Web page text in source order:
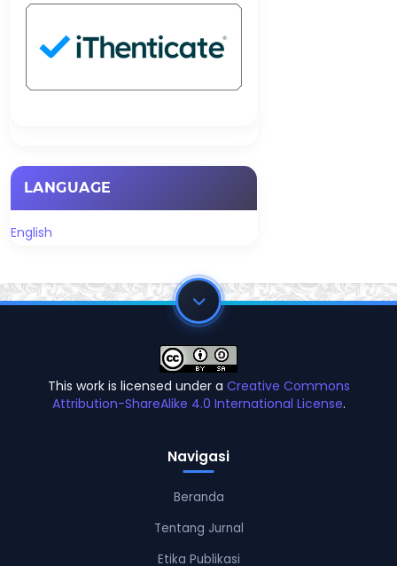
LANGUAGE
English
This work is licensed under a Creative Commons
Attribution-ShareAlike 4.0 International License.
Navigasi
Beranda
Tentang Jurnal
Etika Publikasi